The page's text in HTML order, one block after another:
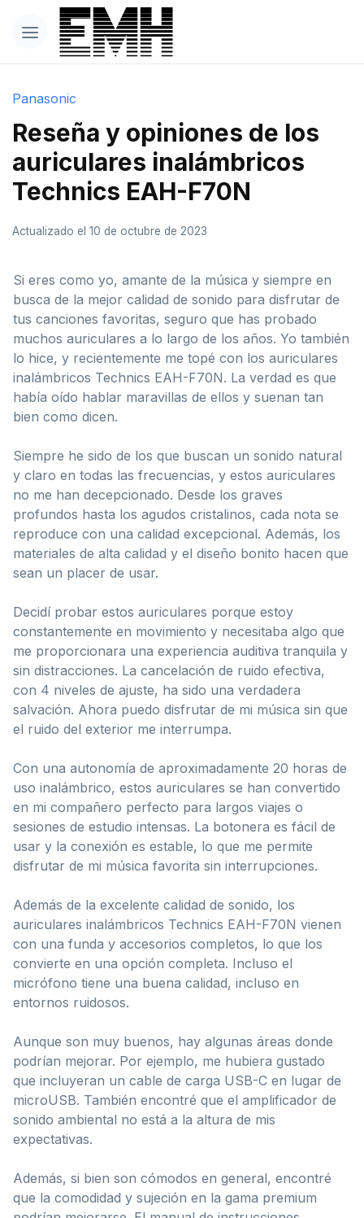
Panasonic
Reseña y opiniones de los
auriculares inalámbricos
Technics EAH-F70N
Actualizado el 10 de octubre de 2023
Si eres como yo, amante de la música y siempre en
busca de la mejor calidad de sonido para disfrutar de
tus canciones favoritas, seguro que has probado
muchos auriculares a lo largo de los años. Yo también
lo hice, y recientemente me topé con los auriculares
inalámbricos Technics EAH-F70N. La verdad es que
había oído hablar maravillas de ellos y suenan tan
bien como dicen.
Siempre he sido de los que buscan un sonido natural
y claro en todas las frecuencias, y estos auriculares
no me han decepcionado. Desde los graves
profundos hasta los agudos cristalinos, cada nota se
reproduce con una calidad excepcional. Además, los
materiales de alta calidad y el diseño bonito hacen que
sean un placer de usar.
Decidí probar estos auriculares porque estoy
constantemente en movimiento y necesitaba algo que
me proporcionara una experiencia auditiva tranquila y
sin distracciones. La cancelación de ruido efectiva,
con 4 niveles de ajuste, ha sido una verdadera
salvación. Ahora puedo disfrutar de mi música sin que
el ruido del exterior me interrumpa.
Con una autonomía de aproximadamente 20 horas de
uso inalámbrico, estos auriculares se han convertido
en mi compañero perfecto para largos viajes o
sesiones de estudio intensas. La botonera es fácil de
usar y la conexión es estable, lo que me permite
disfrutar de mi música favorita sin interrupciones.
Además de la excelente calidad de sonido, los
auriculares inalámbricos Technics EAH-F70N vienen
con una funda y accesorios completos, lo que los
convierte en una opción completa. Incluso el
micrófono tiene una buena calidad, incluso en
entornos ruidosos.
Aunque son muy buenos, hay algunas áreas donde
podrían mejorar. Por ejemplo, me hubiera gustado
que incluyeran un cable de carga USB-C en lugar de
microUSB. También encontré que el amplificador de
sonido ambiental no está a la altura de mis
expectativas.
Además, si bien son cómodos en general, encontré
que la comodidad y sujeción en la gama premium